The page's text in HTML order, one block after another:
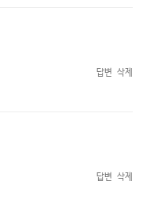
답변 삭제
답변 삭제